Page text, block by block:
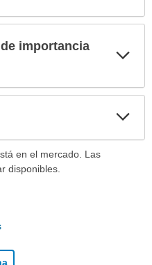
importancia
en el mercado. Las
disponibles.